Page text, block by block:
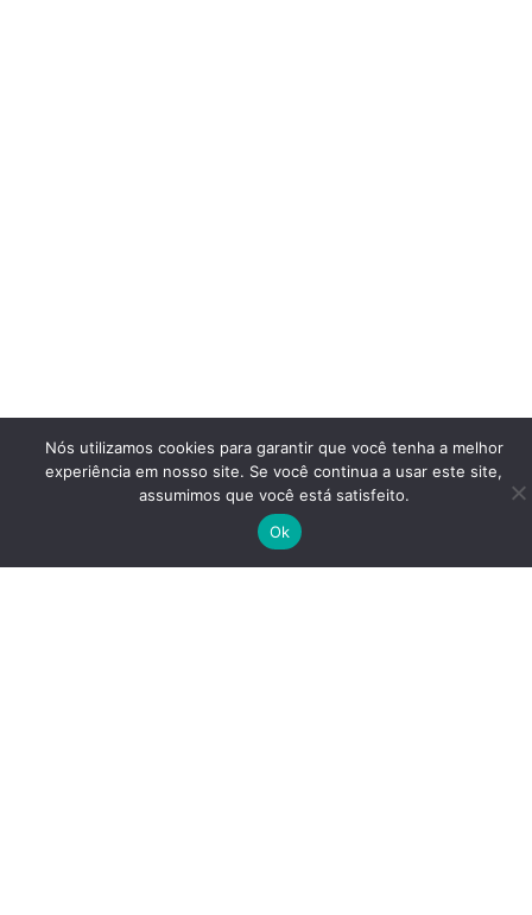
Nós utilizamos cookies para garantir que você tenha a melhor
experiência em nosso site. Se você continua a usar este site,
assumimos que você está satisfeito.
Ok